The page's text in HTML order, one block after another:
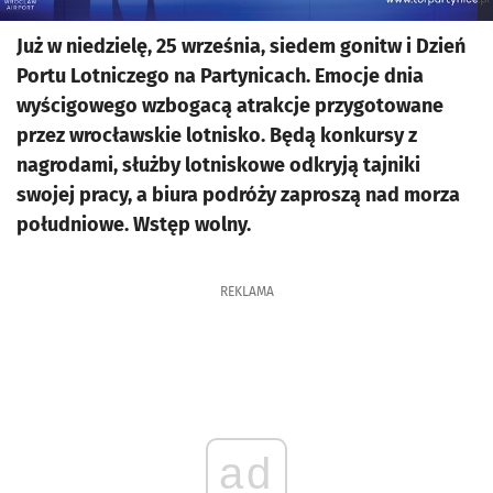
Już w niedzielę, 25 września, siedem gonitw i Dzień
Portu Lotniczego na Partynicach. Emocje dnia
wyścigowego wzbogacą atrakcje przygotowane
przez wrocławskie lotnisko. Będą konkursy z
nagrodami, służby lotniskowe odkryją tajniki
swojej pracy, a biura podróży zaproszą nad morza
południowe. Wstęp wolny.
REKLAMA
ad